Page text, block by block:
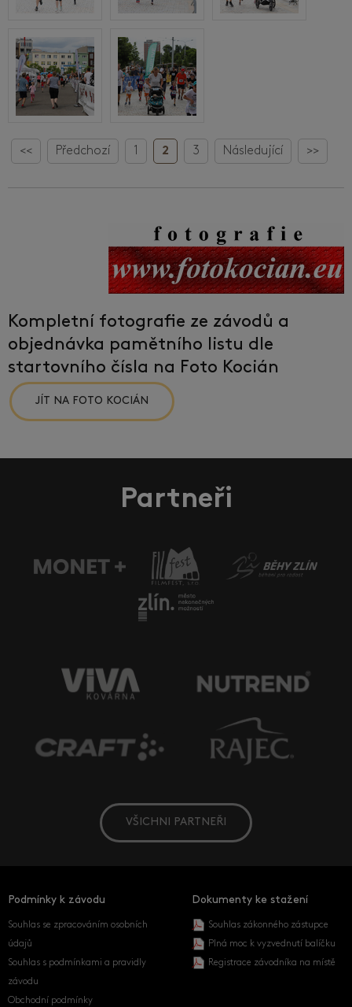
<< Předchozí 1 2 3 Následující >>
Kompletní fotografie ze závodů a
objednávka pamětního listu dle
startovního čísla na Foto Kocián
JÍT NA FOTO KOCIÁN
Partneři
VŠICHNI PARTNEŘI
Podmínky k závodu
Souhlas se zpracováním osobních
údajů
Souhlas s podmínkami a pravidly
závodu
Obchodní podmínky
Dokumenty ke stažení
Souhlas zákonného zástupce
Plná moc k vyzvednutí balíčku
Registrace závodníka na místě